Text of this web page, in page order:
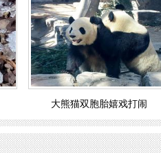
大熊猫双胞胎嬉戏打闹